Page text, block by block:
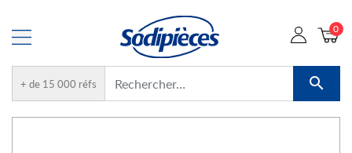
+ de 15 000 réfs 
0